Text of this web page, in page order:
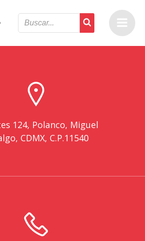
al
contenido
124, Polanco, Miguel
CDMX, C.P.11540